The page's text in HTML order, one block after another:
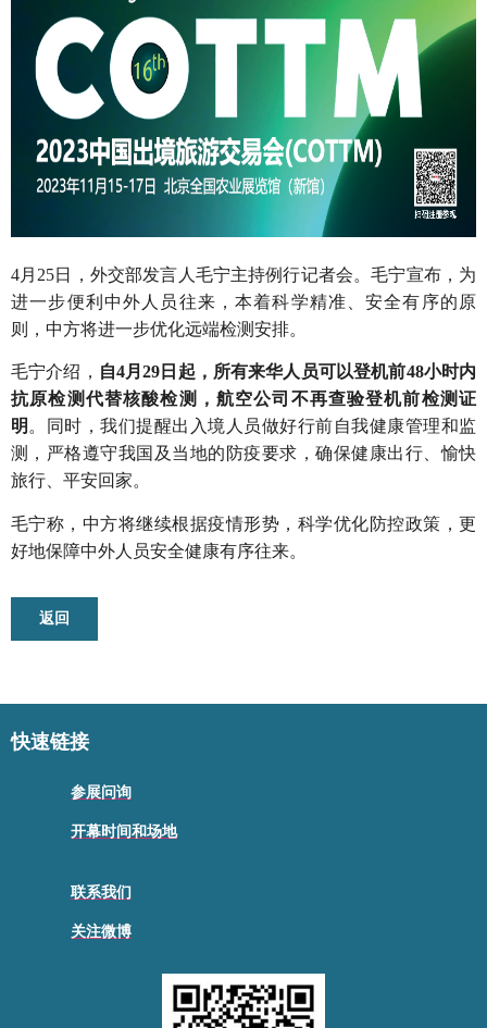
4月25日，外交部发言人毛宁主持例行记者会。毛宁宣布，为
进一步便利中外人员往来，本着科学精准、安全有序的原
则，中方将进一步优化远端检测安排。
毛宁介绍， 自4月29日起，所有来华人员可以登机前48小时内
抗原检测代替核酸检测，航空公司不再查验登机前检测证
明。同时，我们提醒出入境人员做好行前自我健康管理和监
测，严格遵守我国及当地的防疫要求，确保健康出行、愉快
旅行、平安回家。
毛宁称，中方将继续根据疫情形势，科学优化防控政策，更
好地保障中外人员安全健康有序往来。
返回
快速链接
参展问询
开幕时间和场地
联系我们
关注微博